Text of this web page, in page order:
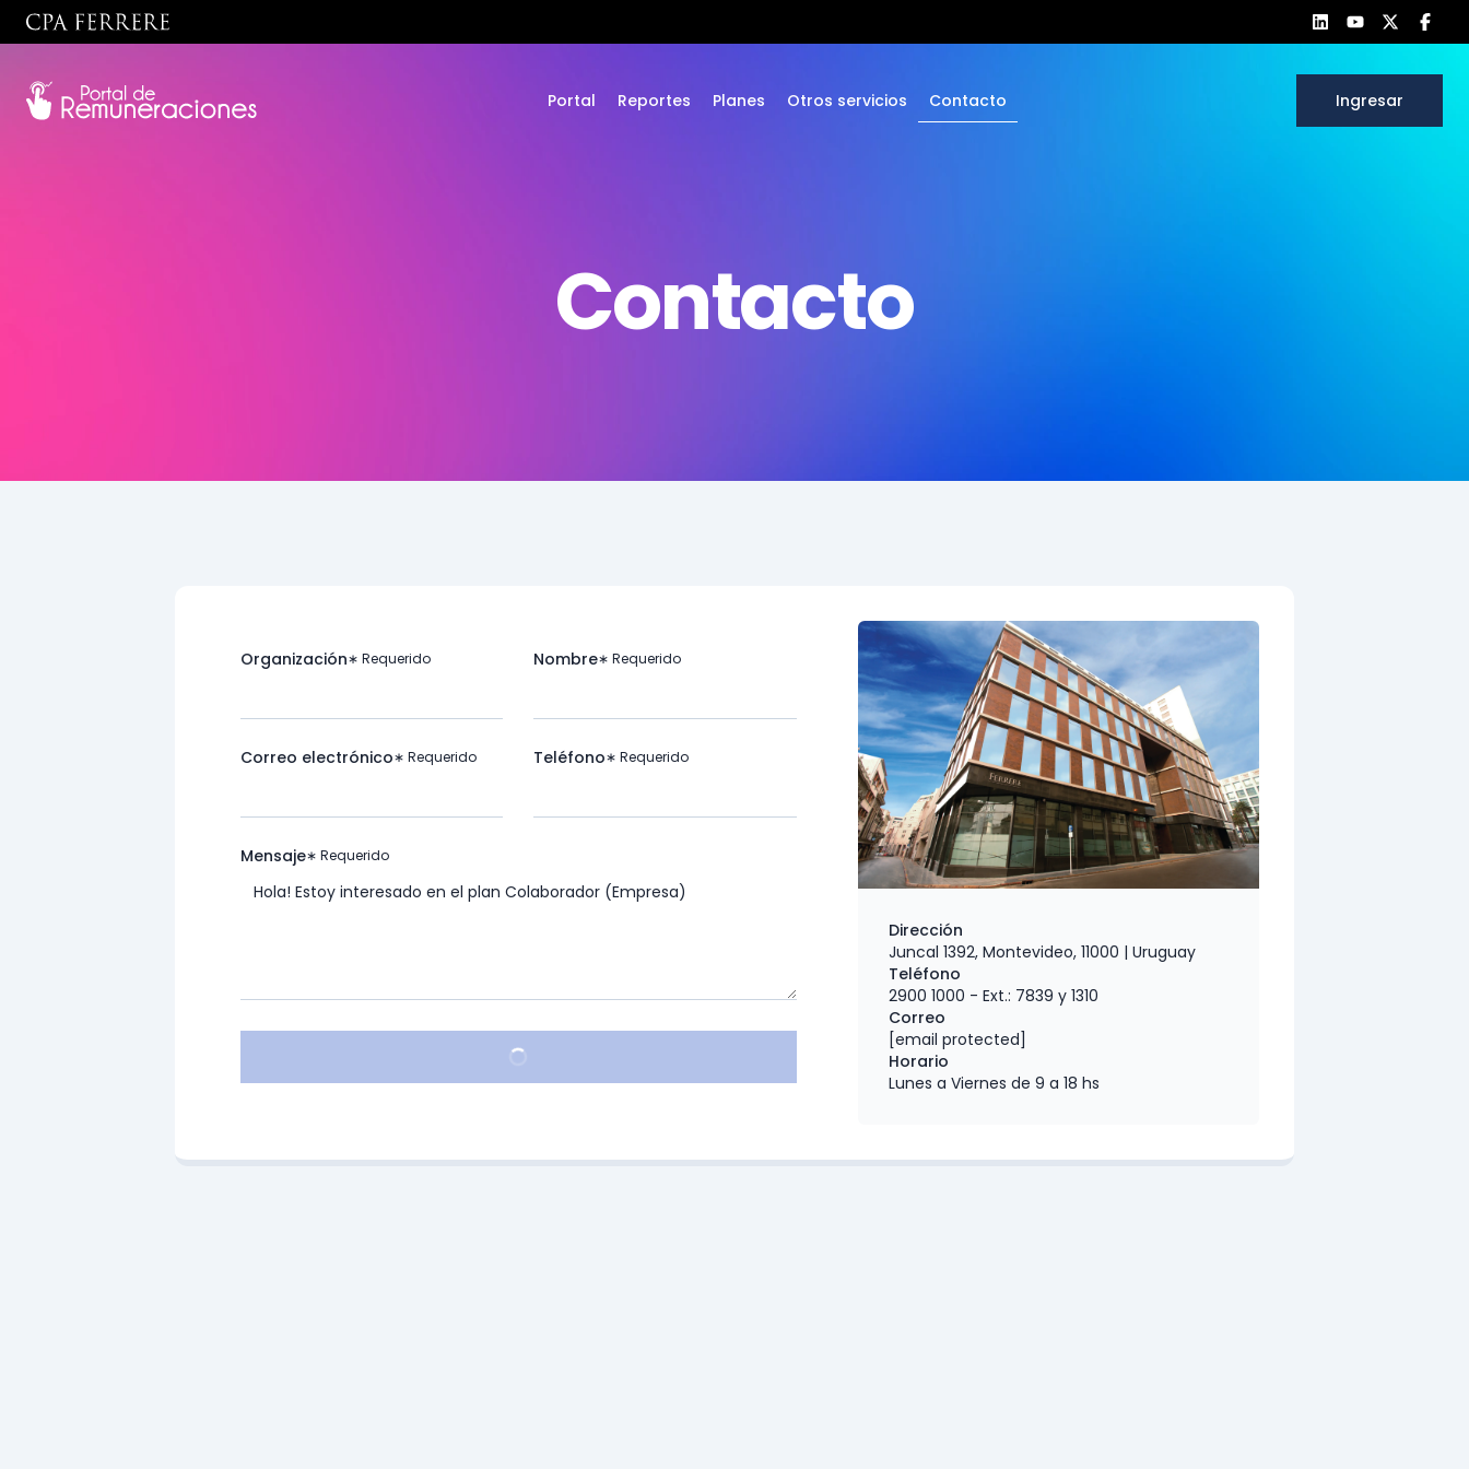
Portal Reportes Planes Otros servicios Contacto Ingresar
Contacto
Organización∗ Requerido Nombre∗ Requerido
Correo electrónico∗ Requerido Teléfono∗ Requerido
Mensaje∗ Requerido
Dirección
Juncal 1392, Montevideo, 11000 | Uruguay
Teléfono
2900 1000 - Ext.: 7839 y 1310
Correo
[email protected]
Horario
Lunes a Viernes de 9 a 18 hs